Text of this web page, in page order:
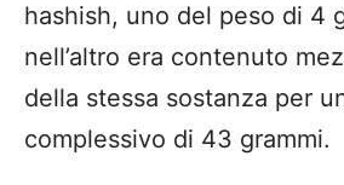
hashish, uno del peso di 4
nell’altro era contenuto
della stessa sostanza per
complessivo di 43 grammi.